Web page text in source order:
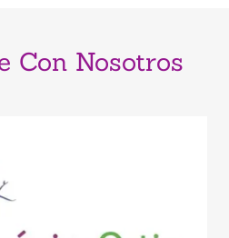
Con Nosotros